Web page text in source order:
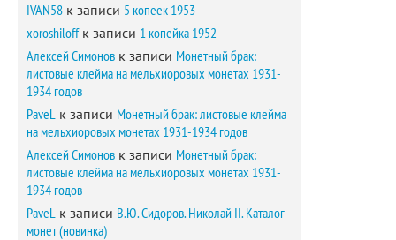
IVAN58 к записи 5 копеек 1953
xoroshiloffк записи 1 копейка 1952
Алексей Симонов к записи Монетный брак:
листовые клейма на мельхиоровых монетах 1931-
1934 годов
PaveL к записи Монетный брак: листовые клейма
на мельхиоровых монетах 1931-1934 годов
Алексей Симонов к записи Монетный брак:
листовые клейма на мельхиоровых монетах 1931-
1934 годов
PaveL к записи В.Ю. Сидоров. Николай II. Каталог
монет (новинка)